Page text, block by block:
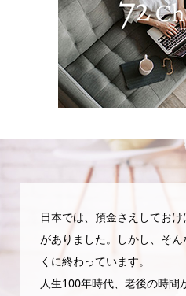
日本では、預金さえしてお
がありました。しかし、そ
くに終わっています。
人生100年時代、老後の時間